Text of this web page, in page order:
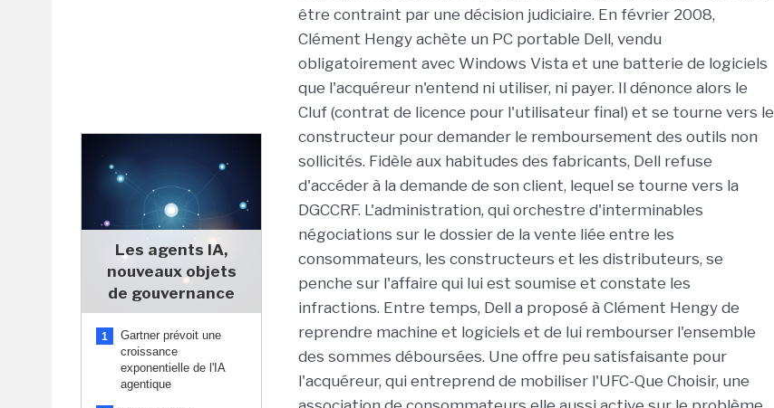
Les agents IA,
nouveaux objets
de gouvernance
1
Gartner prévoit une
croissance
exponentielle de l'IA
agentique
être contraint par une décision judiciaire. En février 2008,
Clément Hengy achète un PC portable Dell, vendu
obligatoirement avec Windows Vista et une batterie de logiciels
que l'acquéreur n'entend ni utiliser, ni payer. Il dénonce alors le
Cluf (contrat de licence pour l'utilisateur final) et se tourne vers le
constructeur pour demander le remboursement des outils non
sollicités. Fidèle aux habitudes des fabricants, Dell refuse
d'accéder à la demande de son client, lequel se tourne vers la
DGCCRF. L'administration, qui orchestre d'interminables
négociations sur le dossier de la vente liée entre les
consommateurs, les constructeurs et les distributeurs, se
penche sur l'affaire qui lui est soumise et constate les
infractions. Entre temps, Dell a proposé à Clément Hengy de
reprendre machine et logiciels et de lui rembourser l'ensemble
des sommes déboursées. Une offre peu satisfaisante pour
l'acquéreur, qui entreprend de mobiliser l'UFC-Que Choisir, une